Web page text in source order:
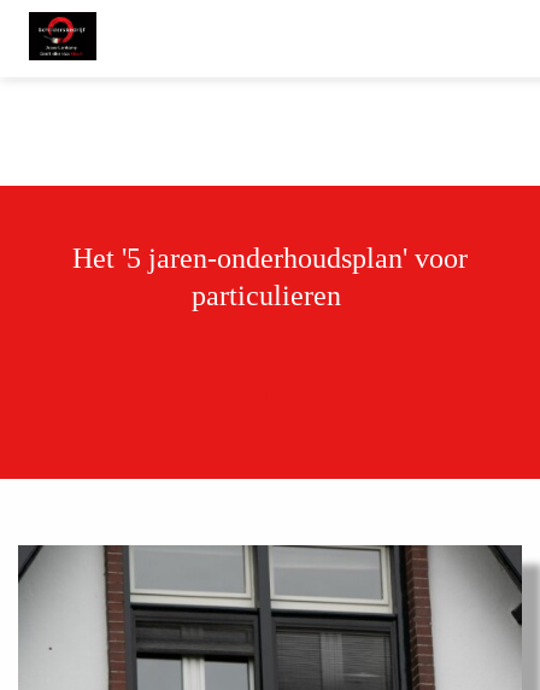
Het '5 jaren-onderhoudsplan' voor
particulieren